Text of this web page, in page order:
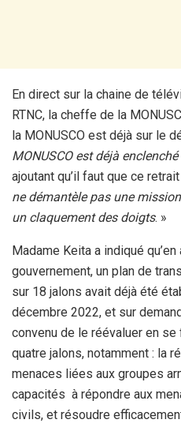
En direct sur la chaine de
RTNC, la cheffe de la
la MONUSCO est déjà sur le
MONUSCO est déjà enclenché
ajoutant qu’il faut que ce
ne démantèle pas une
un claquement des doigts. »
Madame Keita a indiqué
gouvernement, un plan de
sur 18 jalons avait déjà été
décembre 2022, et sur
convenu de le réévaluer en
quatre jalons, notamment : la
menaces liées aux groupes
capacités à répondre aux
civils, et résoudre